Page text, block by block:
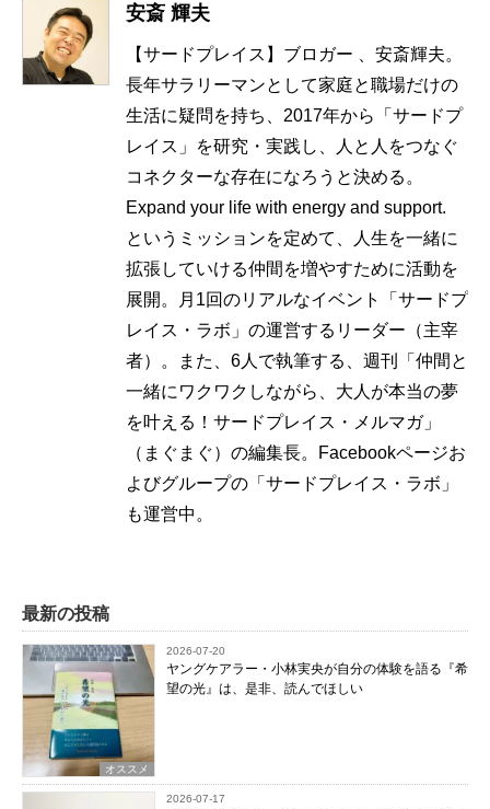
安斎 輝夫
【サードプレイス】ブロガー 、安斎輝夫。
長年サラリーマンとして家庭と職場だけの
生活に疑問を持ち、2017年から「サードプ
レイス」を研究・実践し、人と人をつなぐ
コネクターな存在になろうと決める。
Expand your life with energy and support.
というミッションを定めて、人生を一緒に
拡張していける仲間を増やすために活動を
展開。月1回のリアルなイベント「サードプ
レイス・ラボ」の運営するリーダー（主宰
者）。また、6人で執筆する、週刊「仲間と
一緒にワクワクしながら、大人が本当の夢
を叶える！サードプレイス・メルマガ」
（まぐまぐ）の編集長。Facebookページお
よびグループの「サードプレイス・ラボ」
も運営中。
最新の投稿
オススメ
2026-07-20
ヤングケアラー・小林実央が自分の体験を語る『希
望の光』は、是非、読んでほしい
2026-07-17